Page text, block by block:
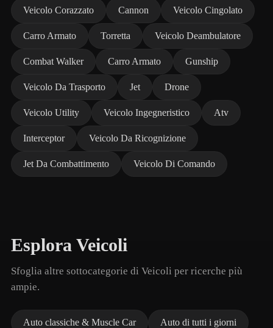
Veicolo Corazzato Cannon Veicolo Cingolato
Carro Armato Torretta Veicolo Deambulatore
Combat Walker Carro Armato Gunship
Veicolo Da Trasporto Jet Drone
Veicolo Utility Veicolo Ingegneristico Atv
Interceptor Veicolo Da Ricognizione
Jet Da Combattimento Veicolo Di Comando
Esplora Veicoli
Sfoglia altre sottocategorie di Veicoli per ricerche più
ampie.
Auto classiche & Muscle Car Auto di tutti i giorni